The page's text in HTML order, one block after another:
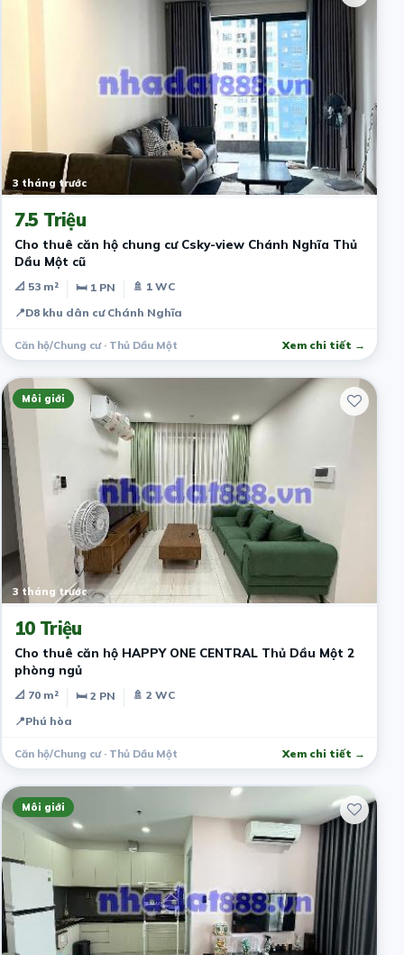
3 tháng trước
7.5 Triệu
Cho thuê căn hộ chung cư Csky-view Chánh Nghĩa Thủ
Dầu Một cũ
📐 53 m² 🛏 1 PN
🚿 1 WC
📍D8 khu dân cư Chánh Nghĩa
Căn hộ/Chung cư · Thủ Dầu Một Xem chi tiết →
Môi giới
3 tháng trước
10 Triệu
Cho thuê căn hộ HAPPY ONE CENTRAL Thủ Dầu Một 2
phòng ngủ
📐 70 m² 🛏 2 PN
🚿 2 WC
📍Phú hòa
Căn hộ/Chung cư · Thủ Dầu Một Xem chi tiết →
Môi giới